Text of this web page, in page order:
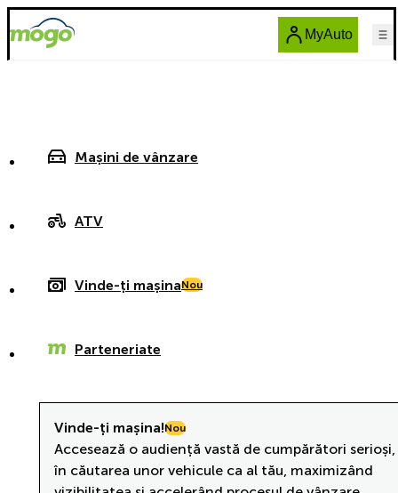
MyAuto
Mașini de vânzare
ATV
Vinde-ți mașinaNou
Parteneriate
Vinde-ți mașina!Nou
Accesează o audiență vastă de cumpărători
în căutarea unor vehicule ca al tău, maximizând